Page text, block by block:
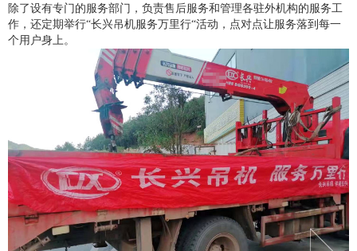
除了设有专门的服务部门，负责售后服务和管理各驻外机构的服务工
作，还定期举行“长兴吊机服务万里行“活动，点对点让服务落到每一
个用户身上。